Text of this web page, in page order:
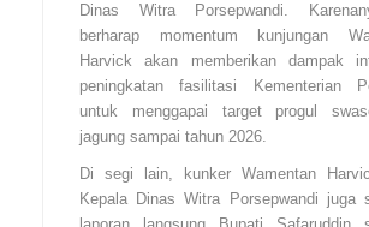
Dinas Witra Porsepwandi.
berharap momentum kunjungan
Harvick akan memberikan dampak
peningkatan fasilitasi Kementerian
untuk menggapai target progul
jagung sampai tahun 2026.
Di segi lain, kunker Wamentan
Kepala Dinas Witra Porsepwandi juga